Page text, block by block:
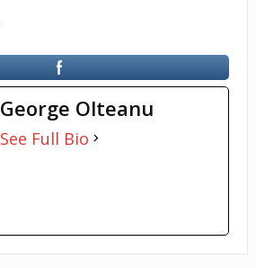
George Olteanu
See Full Bio